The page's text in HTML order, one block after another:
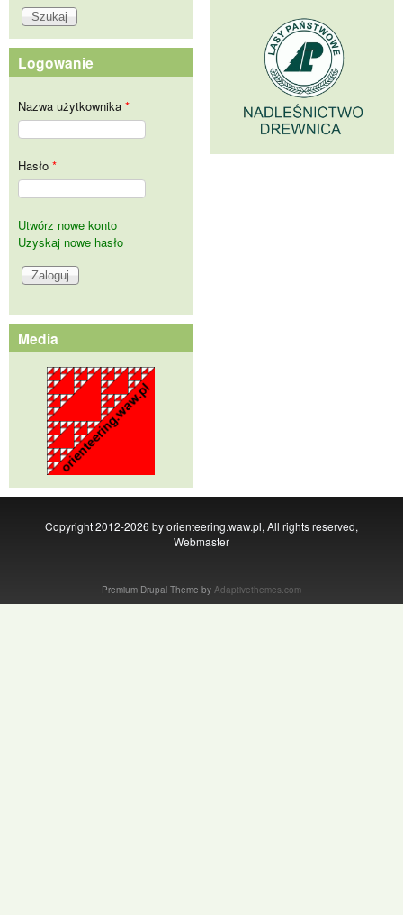
Logowanie
Nazwa użytkownika *
Hasło *
Utwórz nowe konto
Uzyskaj nowe hasło
Media
Copyright 2012-2026 by orienteering.waw.pl, All rights reserved,
Webmaster
Premium Drupal Theme by Adaptivethemes.com